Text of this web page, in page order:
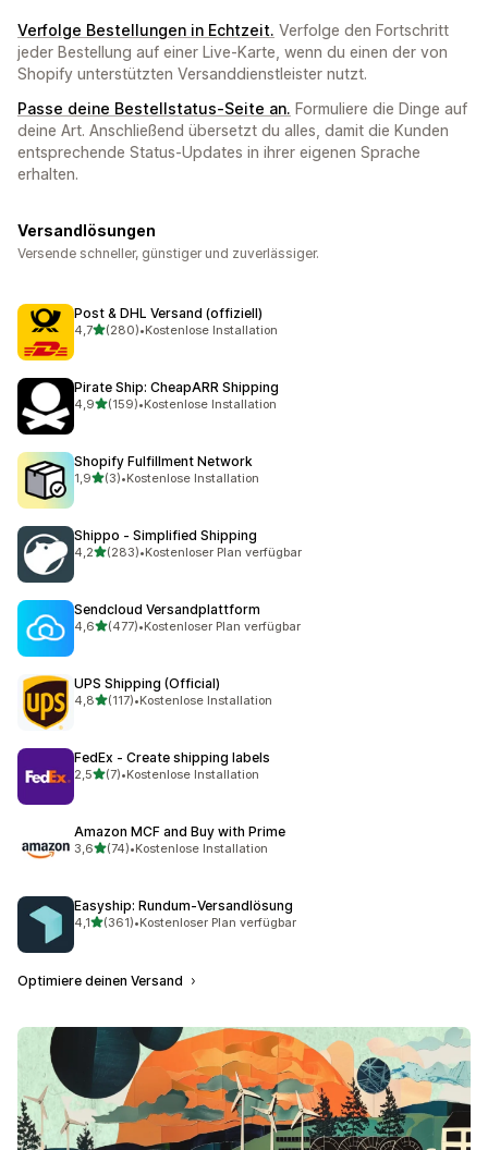
Verfolge Bestellungen in Echtzeit. Verfolge den Fortschritt
jeder Bestellung auf einer Live-Karte, wenn du einen der von
Shopify unterstützten Versanddienstleister nutzt.
Passe deine Bestellstatus-Seite an. Formuliere die Dinge auf
deine Art. Anschließend übersetzt du alles, damit die Kunden
entsprechende Status-Updates in ihrer eigenen Sprache
erhalten.
Versandlösungen
Versende schneller, günstiger und zuverlässiger.
Post & DHL Versand (offiziell)
4,7von 5 Sternen
(280)
280 Rezensionen insgesamt
•Kostenlose Installation
Pirate Ship: CheapARR Shipping
4,9von 5 Sternen
(159)
159 Rezensionen insgesamt
•Kostenlose Installation
Shopify Fulfillment Network
1,9von 5 Sternen
(3)
3 Rezensionen insgesamt
•Kostenlose Installation
Shippo ‑ Simplified Shipping
4,2von 5 Sternen
(283)
283 Rezensionen insgesamt
•Kostenloser Plan verfügbar
Sendcloud Versandplattform
4,6von 5 Sternen
(477)
477 Rezensionen insgesamt
•Kostenloser Plan verfügbar
UPS Shipping (Official)
4,8von 5 Sternen
(117)
117 Rezensionen insgesamt
•Kostenlose Installation
FedEx ‑ Create shipping labels
2,5von 5 Sternen
(7)
7 Rezensionen insgesamt
•Kostenlose Installation
Amazon MCF and Buy with Prime
3,6von 5 Sternen
(74)
74 Rezensionen insgesamt
•Kostenlose Installation
Easyship: Rundum‑Versandlösung
4,1von 5 Sternen
(361)
361 Rezensionen insgesamt
•Kostenloser Plan verfügbar
Optimiere deinen Versand